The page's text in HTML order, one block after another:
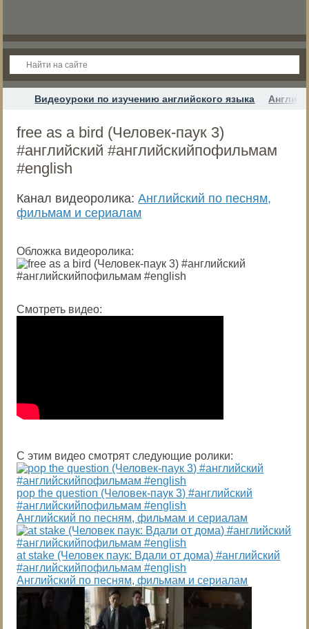
Видеоуроки по изучению английского языка
free as a bird (Человек-паук 3)
#английский #английскийпофильмам
#english
Канал видеоролика:Английский по песням,
фильмам и сериалам
Обложка видеоролика:
Смотреть видео:
С этим видео смотрят следующие ролики:
pop the question (Человек-паук 3) #английский
#английскийпофильмам #english
Английский по песням, фильмам и сериалам
at stake (Человек паук: Вдали от дома) #английский
#английскийпофильмам #english
Английский по песням, фильмам и сериалам